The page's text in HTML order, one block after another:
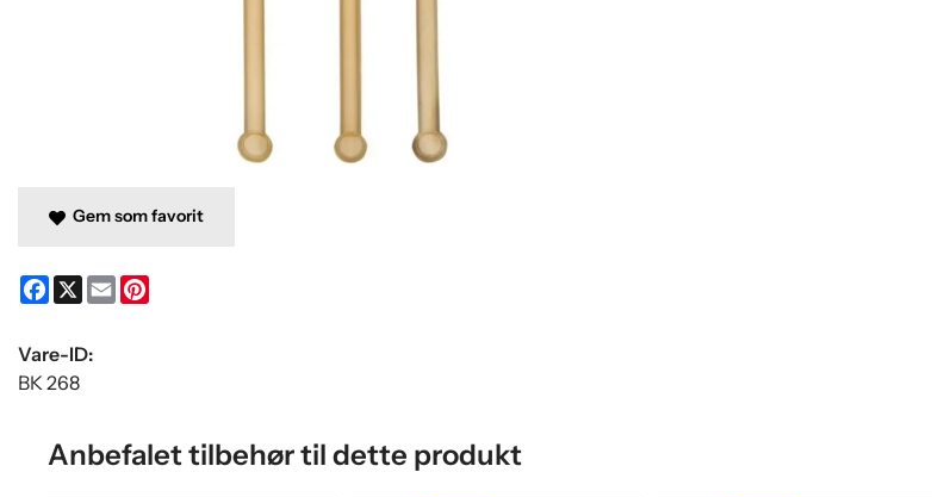
Gem som favorit
Facebook
X Email
Vare-ID:
BK 268
Anbefalet tilbehør til dette produkt